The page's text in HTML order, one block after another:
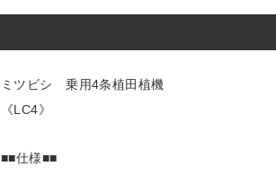
ミツビシ 乗用4条植田植機
《LC4》
■■仕様■■